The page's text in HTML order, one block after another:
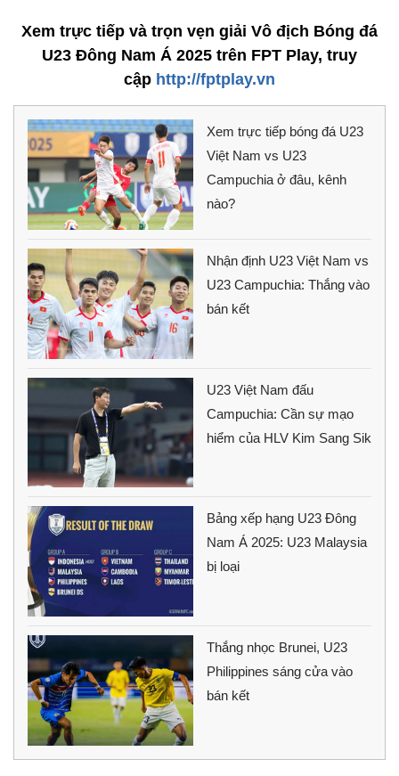
Xem trực tiếp và trọn vẹn giải Vô địch Bóng đá
U23 Đông Nam Á 2025 trên FPT Play, truy
cập http://fptplay.vn
Xem trực tiếp bóng đá U23
Việt Nam vs U23
Campuchia ở đâu, kênh
nào?
Nhận định U23 Việt Nam vs
U23 Campuchia: Thắng vào
bán kết
U23 Việt Nam đấu
Campuchia: Cần sự mạo
hiểm của HLV Kim Sang Sik
Bảng xếp hạng U23 Đông
Nam Á 2025: U23 Malaysia
bị loại
Thắng nhọc Brunei, U23
Philippines sáng cửa vào
bán kết